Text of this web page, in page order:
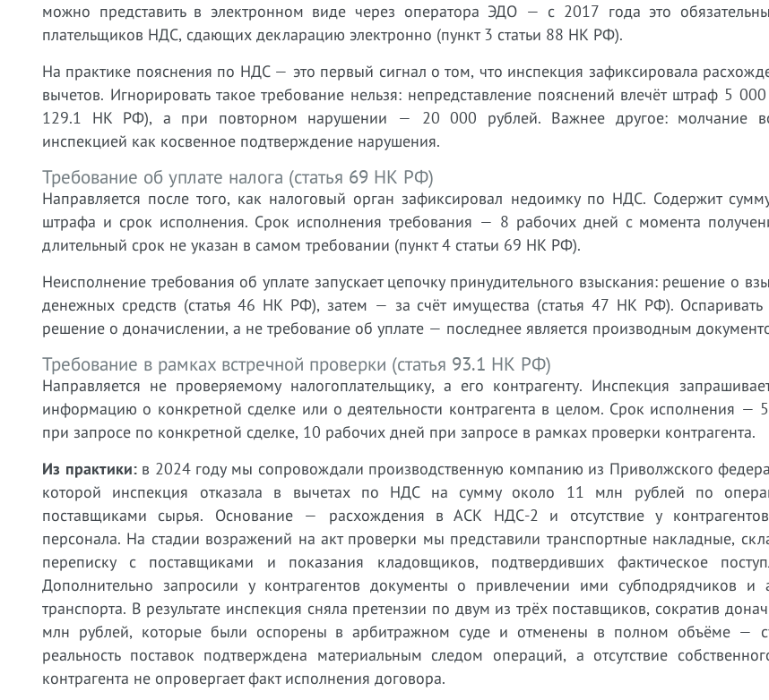
можно представить в электронном виде через оператора ЭДО — с 2017 года это
плательщиков НДС, сдающих декларацию электронно (пункт 3 статьи 88 НК РФ).
На практике пояснения по НДС — это первый сигнал о том, что инспекция зафиксировала
вычетов. Игнорировать такое требование нельзя: непредставление пояснений влечёт штраф 5 000
129.1 НК РФ), а при повторном нарушении — 20 000 рублей. Важнее другое: молчание
инспекцией как косвенное подтверждение нарушения.
Требование об уплате налога (статья 69 НК РФ)
Направляется после того, как налоговый орган зафиксировал недоимку по НДС. Содержит
штрафа и срок исполнения. Срок исполнения требования — 8 рабочих дней с момента
длительный срок не указан в самом требовании (пункт 4 статьи 69 НК РФ).
Неисполнение требования об уплате запускает цепочку принудительного взыскания: решение о
денежных средств (статья 46 НК РФ), затем — за счёт имущества (статья 47 НК РФ).
решение о доначислении, а не требование об уплате — последнее является производным
Требование в рамках встречной проверки (статья 93.1 НК РФ)
Направляется не проверяемому налогоплательщику, а его контрагенту. Инспекция
информацию о конкретной сделке или о деятельности контрагента в целом. Срок исполнения —
при запросе по конкретной сделке, 10 рабочих дней при запросе в рамках проверки контрагента.
Из практики:в 2024 году мы сопровождали производственную компанию из Приволжского
которой инспекция отказала в вычетах по НДС на сумму около 11 млн рублей по
поставщиками сырья. Основание — расхождения в АСК НДС-2 и отсутствие у контрагентов
персонала. На стадии возражений на акт проверки мы представили транспортные накладные,
переписку с поставщиками и показания кладовщиков, подтвердивших фактическое
Дополнительно запросили у контрагентов документы о привлечении ими субподрядчиков и
транспорта. В результате инспекция сняла претензии по двум из трёх поставщиков, сократив
млн рублей, которые были оспорены в арбитражном суде и отменены в полном объёме —
реальность поставок подтверждена материальным следом операций, а отсутствие
контрагента не опровергает факт исполнения договора.